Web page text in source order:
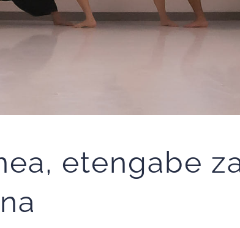
etengabe